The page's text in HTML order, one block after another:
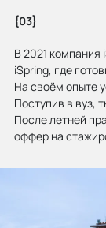
{03}
В 2021 компания
iSpring, где
На своём опыте
Поступив в вуз,
После летней
оффер на